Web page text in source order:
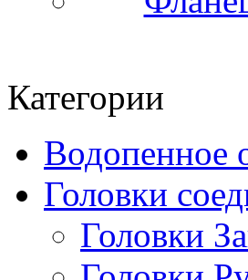
Категории
Водопенное
Головки
Головки